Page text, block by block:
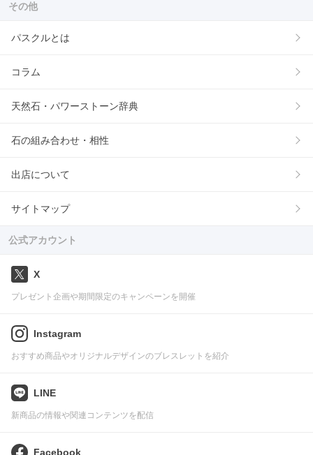
その他
パスクルとは
コラム
天然石・パワーストーン辞典
石の組み合わせ・相性
出店について
サイトマップ
公式アカウント
X
プレゼント企画や期間限定のキャンペーンを開催
Instagram
おすすめ商品やオリジナルデザインのブレスレットを紹介
LINE
新商品の情報や関連コンテンツを配信
Facebook